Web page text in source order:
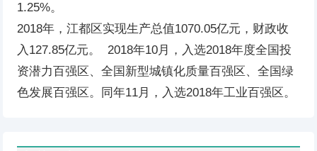
1.25%。
2018年，江都区实现生产总值1070.05亿元，财政收
入127.85亿元。 2018年10月，入选2018年度全国投
资潜力百强区、全国新型城镇化质量百强区、全国绿
色发展百强区。同年11月，入选2018年工业百强区。